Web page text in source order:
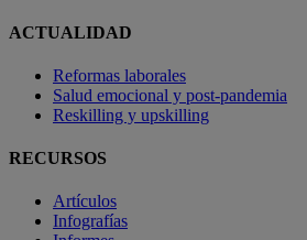
ACTUALIDAD
Reformas laborales
Salud emocional y post-pandemia
Reskilling y upskilling
RECURSOS
Artículos
Infografías